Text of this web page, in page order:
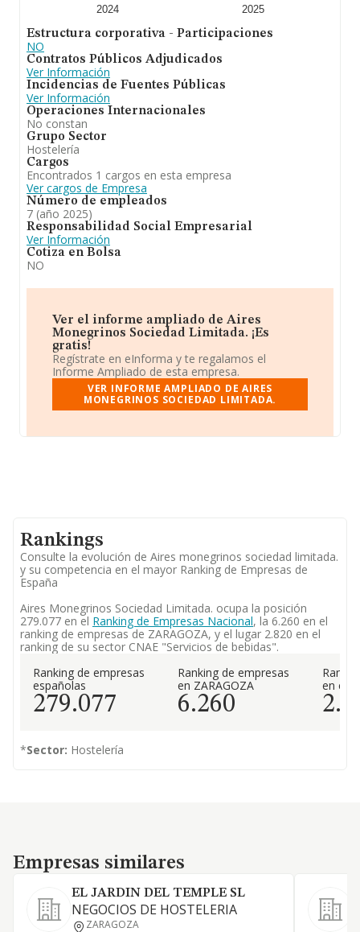
2024 2025
Estructura corporativa - Participaciones
NO
Contratos Públicos Adjudicados
Ver Información
Incidencias de Fuentes Públicas
Ver Información
Operaciones Internacionales
No constan
Grupo Sector
Hostelería
Cargos
Encontrados 1 cargos en esta empresa
Ver cargos de Empresa
Número de empleados
7 (año 2025)
Responsabilidad Social Empresarial
Ver Información
Cotiza en Bolsa
NO
Ver el informe ampliado de Aires
Monegrinos Sociedad Limitada. ¡Es
gratis!
Regístrate en eInforma y te regalamos el
Informe Ampliado de esta empresa.
VER INFORME AMPLIADO DE AIRES
MONEGRINOS SOCIEDAD LIMITADA.
Rankings
Consulte la evolución de Aires monegrinos sociedad limitada.
y su competencia en el mayor Ranking de Empresas de
España
Aires Monegrinos Sociedad Limitada. ocupa la posición
279.077 en el Ranking de Empresas Nacional, la 6.260 en el
ranking de empresas de ZARAGOZA, y el lugar 2.820 en el
ranking de su sector CNAE "Servicios de bebidas".
Ranking de empresas
españolas
279.077
Ranking de empresas
en ZARAGOZA
6.260
en el
*Sector: Hostelería
Empresas similares
Empresas similares
EL JARDIN DEL TEMPLE SL
NEGOCIOS DE HOSTELERIA
ZARAGOZA